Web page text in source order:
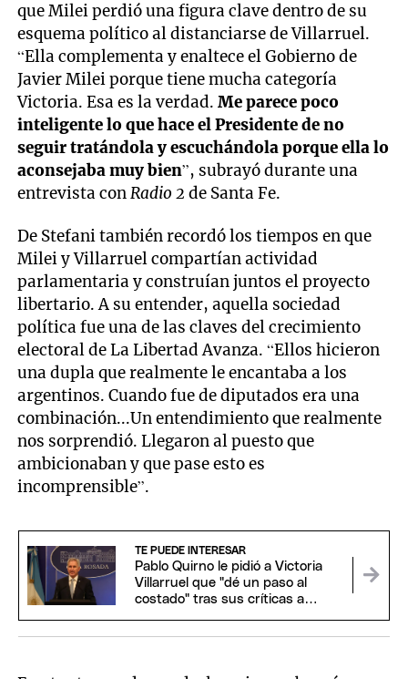
que Milei perdió una figura clave dentro de su
esquema político al distanciarse de Villarruel.
“Ella complementa y enaltece el Gobierno de
Javier Milei porque tiene mucha categoría
Victoria. Esa es la verdad.Me parece poco
inteligente lo que hace el Presidente de no
seguir tratándola y escuchándola porque ella lo
aconsejaba muy bien”, subrayó durante una
entrevista conRadio 2 de Santa Fe.
De Stefani también recordó los tiempos en que
Milei y Villarruel compartían actividad
parlamentaria y construían juntos el proyecto
libertario. A su entender, aquella sociedad
política fue una de las claves del crecimiento
electoral de La Libertad Avanza. “Ellos hicieron
una dupla que realmente le encantaba a los
argentinos. Cuando fue de diputados era una
combinación...Un entendimiento que realmente
nos sorprendió. Llegaron al puesto que
ambicionaban y que pase esto es
incomprensible”.
TE PUEDE INTERESAR
Pablo Quirno le pidió a Victoria
Villarruel que "dé un paso al
costado" tras sus críticas a